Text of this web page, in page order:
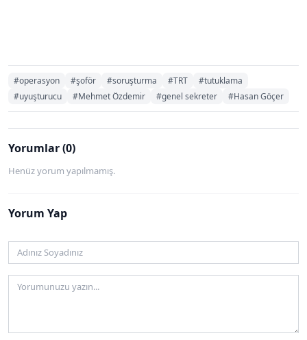
#operasyon #şoför #soruşturma #TRT
#tutuklama
#uyuşturucu
#Mehmet Özdemir #genel sekreter #Hasan Göçer
Yorumlar (0)
Henüz yorum yapılmamış.
Yorum Yap